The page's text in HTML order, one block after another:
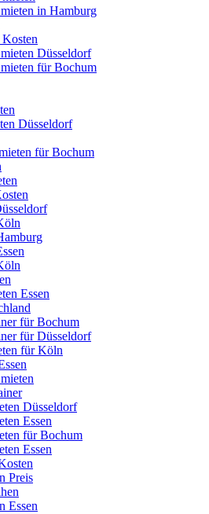
in Hamburg
Düsseldorf
für Bochum
Düsseldorf
für Bochum
Essen
für Bochum
für Düsseldorf
für Köln
Düsseldorf
Essen
für Bochum
Essen
Preis
Essen